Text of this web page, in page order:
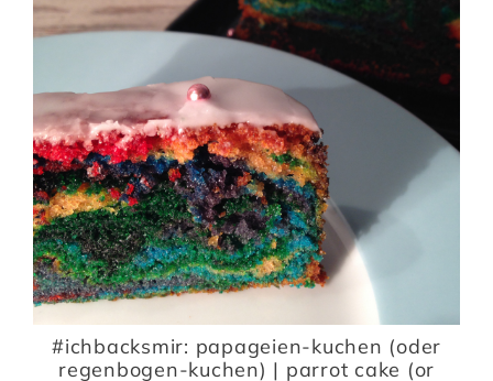
#ichbacksmir: papageien-kuchen (oder
regenbogen-kuchen) | parrot cake (or